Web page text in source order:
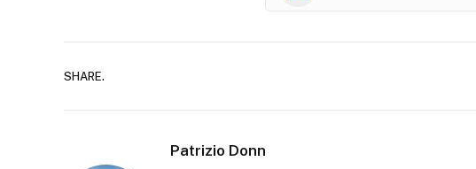
SHARE.
Patrizio Donn